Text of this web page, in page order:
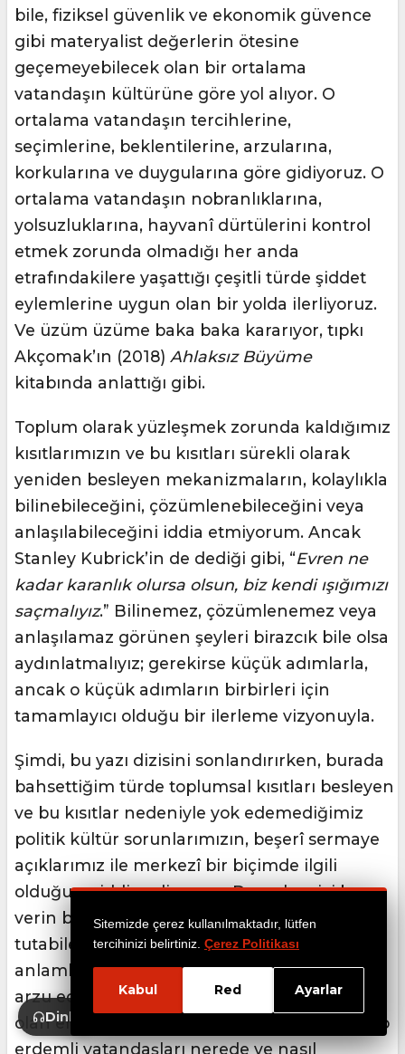
Sitemizde çerez kullanılmaktadır, lütfen
tercihinizi belirtiniz. Çerez Politikası
Kabul Red Ayarlar
bile, fiziksel güvenlik ve ekonomik güvence
gibi materyalist değerlerin ötesine
geçemeyebilecek olan bir ortalama
vatandaşın kültürüne göre yol alıyor. O
ortalama vatandaşın tercihlerine,
seçimlerine, beklentilerine, arzularına,
korkularına ve duygularına göre gidiyoruz. O
ortalama vatandaşın nobranlıklarına,
yolsuzluklarına, hayvanî dürtülerini kontrol
etmek zorunda olmadığı her anda
etrafındakilere yaşattığı çeşitli türde şiddet
eylemlerine uygun olan bir yolda ilerliyoruz.
Ve üzüm üzüme baka baka kararıyor, tıpkı
Akçomak’ın (2018) Ahlaksız Büyüme
kitabında anlattığı gibi.
Toplum olarak yüzleşmek zorunda kaldığımız
kısıtlarımızın ve bu kısıtları sürekli olarak
yeniden besleyen mekanizmaların, kolaylıkla
bilinebileceğini, çözümlenebileceğini veya
anlaşılabileceğini iddia etmiyorum. Ancak
Stanley Kubrick’in de dediği gibi, “Evren ne
kadar karanlık olursa olsun, biz kendi ışığımızı
saçmalıyız.” Bilinemez, çözümlenemez veya
anlaşılamaz görünen şeyleri birazcık bile olsa
aydınlatmalıyız; gerekirse küçük adımlarla,
ancak o küçük adımların birbirleri için
tamamlayıcı olduğu bir ilerleme vizyonuyla.
Şimdi, bu yazı dizisini sonlandırırken, burada
bahsettiğim türde toplumsal kısıtları besleyen
ve bu kısıtlar nedeniyle yok edemediğimiz
politik kültür sorunlarımızın, beşerî sermaye
açıklarımız ile merkezî bir biçimde ilgili
olduğunu iddia ediyorum. Demokrasiyi boş
verin bir an için, bir cumhuriyeti ayakta
tutabilecek olan şey, neyi neden seçtiğini
anlamlandırabilecek ve mümkün şeylerin ve
arzu edilir şeylerin neler olduklarını bilecek
olan erdemli vatandaşlar değil mi? O halde, o
erdemli vatandaşları nerede ve nasıl
Dinle